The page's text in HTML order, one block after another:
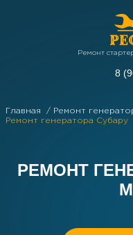
Ремонт
8
Главная Ремонт
Ремонт генератора Субару
РЕМОНТ